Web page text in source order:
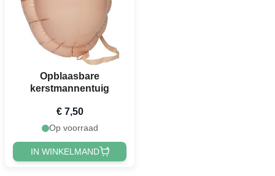
Opblaasbare
kerstmannentuig
€ 7,50
Op voorraad
IN WINKELMAND